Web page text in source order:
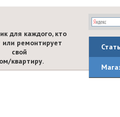
для каждого, кто
или ремонтирует
свой
квартиру.